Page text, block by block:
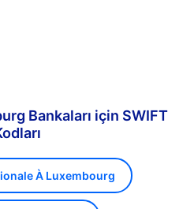
Bankaları için SWIFT
À Luxembourg